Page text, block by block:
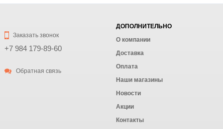
Заказать звонок
+7 984 179-89-60
Обратная связь
ДОПОЛНИТЕЛЬНО
О компании
Доставка
Оплата
Наши магазины
Новости
Акции
Контакты